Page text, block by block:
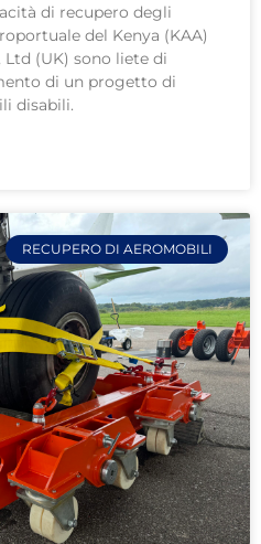
di recupero degli
del Kenya (KAA)
Ltd (UK) sono liete di
di un progetto di
disabili.
RECUPERO DI AEROMOBILI